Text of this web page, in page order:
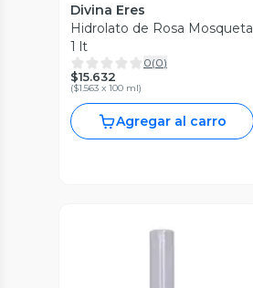
Divina Eres
Hidrolato de Rosa Mosqueta
1 lt
0(0)
$15.632
($1.563 x 100 ml)
Agregar al carro